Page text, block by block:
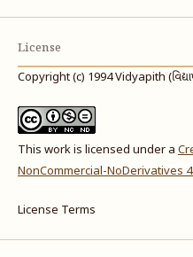
License
Copyright (c) 1994 Vidyapith
This work is licensed under a
NonCommercial-NoDerivatives
License Terms